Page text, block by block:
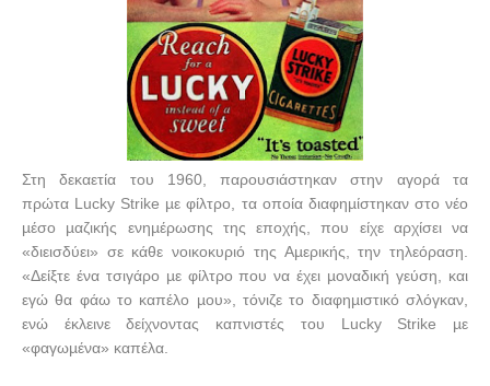
Στη δεκαετία του 1960, παρουσιάστηκαν στην αγορά τα
πρώτα Lucky Strike µε φίλτρο, τα οποία διαφηµίστηκαν στο νέο
µέσο µαζικής ενηµέρωσης της εποχής, που είχε αρχίσει να
«διεισδύει» σε κάθε νοικοκυριό της Αµερικής, την τηλεόραση.
«Δείξτε ένα τσιγάρο µε φίλτρο που να έχει µοναδική γεύση, και
εγώ θα φάω το καπέλο µου», τόνιζε το διαφηµιστικό σλόγκαν,
ενώ έκλεινε δείχνοντας καπνιστές του Lucky Strike µε
«φαγωµένα» καπέλα.